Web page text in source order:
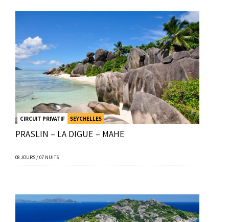
CIRCUIT PRIVATIF SEYCHELLES
PRASLIN – LA DIGUE – MAHE
08 JOURS / 07 NUITS